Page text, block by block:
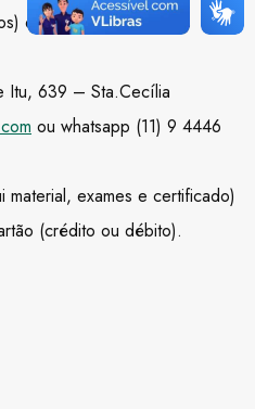
das 11h30 às 13 horas
Itu, 639 – Sta.Cecília
ou whatsapp (11) 9 4446
material, exames e certificado)
(crédito ou débito).